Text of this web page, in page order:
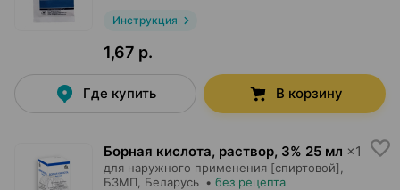
Инструкция
1,67 р.
Где купить В корзину
Борная кислота, раствор, 3% 25 мл ×1
для наружного применения [спиртовой],
БЗМП , Беларусь • без рецепта